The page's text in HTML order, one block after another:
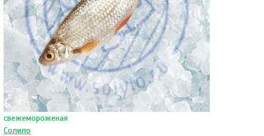
свежемороженая
Солило